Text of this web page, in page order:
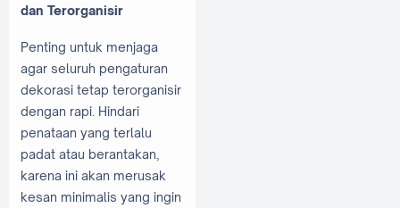
dan Terorganisir
Penting untuk menjaga
agar seluruh pengaturan
dekorasi tetap terorganisir
dengan rapi. Hindari
penataan yang terlalu
padat atau berantakan,
karena ini akan merusak
kesan minimalis yang ingin